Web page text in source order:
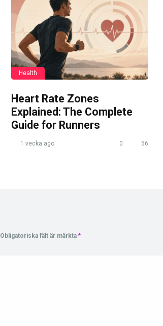
Health
Heart Rate Zones
Explained: The Complete
Guide for Runners
1 vecka ago 0 56
Obligatoriska fält är märkta *